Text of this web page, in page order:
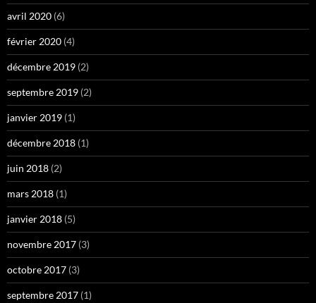
avril 2020 (6)
février 2020 (4)
décembre 2019 (2)
septembre 2019 (2)
janvier 2019 (1)
décembre 2018 (1)
juin 2018 (2)
mars 2018 (1)
janvier 2018 (5)
novembre 2017 (3)
octobre 2017 (3)
septembre 2017 (1)